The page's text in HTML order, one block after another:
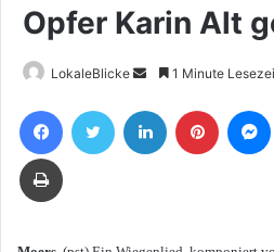
Opfer Karin Alt
LokaleBlicke
Sende
eine
E-
1 Minute
FacebookTwitter LinkedIn Pinterest
Drucken